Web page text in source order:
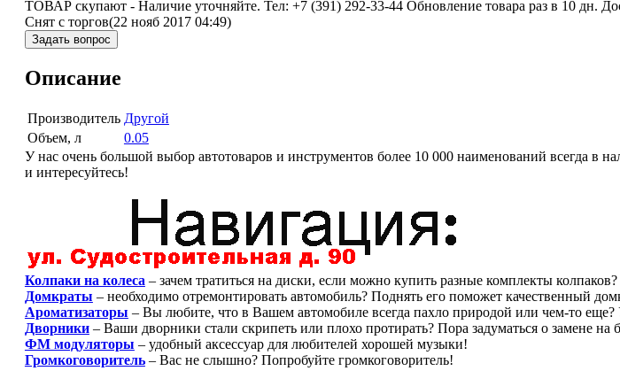
ТОВАР скупают - Наличие уточняйте. Тел: +7 (391) 292-33-44 Обновление товара раз в 10
Снят с торгов(22 нояб 2017 04:49)
Задать вопрос
Описание
Производитель Другой
Объем, л
0.05
У нас очень большой выбор автотоваров и инструментов более 10 000 наименований всегда в
и интересуйтесь!
Колпаки на колеса – зачем тратиться на диски, если можно купить разные комплекты колпаков?
Домкраты – необходимо отремонтировать автомобиль? Поднять его поможет качественный
Ароматизаторы – Вы любите, что в Вашем автомобиле всегда пахло природой или чем-то
Дворники– Ваши дворники стали скрипеть или плохо протирать? Пора задуматься о замене на
ФМ модуляторы – удобный аксессуар для любителей хорошей музыки!
Громкоговоритель– Вас не слышно? Попробуйте громкоговоритель!